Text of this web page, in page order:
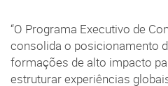
“O Programa Executivo de
consolida o posicionamento
formações de alto impacto
estruturar experiências